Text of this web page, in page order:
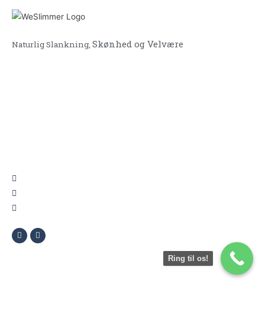
Naturlig Slankning, Skønhed og Velvære
Ring til os!